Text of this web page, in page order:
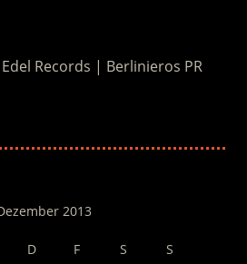
Records | Berlinieros PR
2013
D F S
S